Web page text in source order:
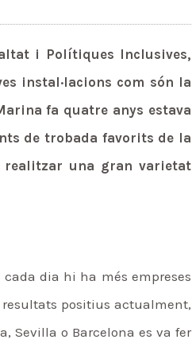
i Polítiques Inclusives,
instal·lacions com són la
fa quatre anys estava
de trobada favorits de la
realitzar una gran varietat
dia hi ha més empreses
positius actualment,
Sevilla o Barcelona es va fer